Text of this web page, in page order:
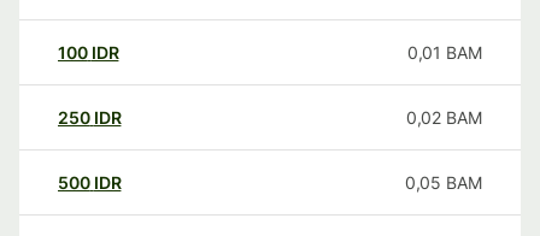
100 IDR 0,01 BAM
250 IDR 0,02 BAM
500 IDR 0,05 BAM